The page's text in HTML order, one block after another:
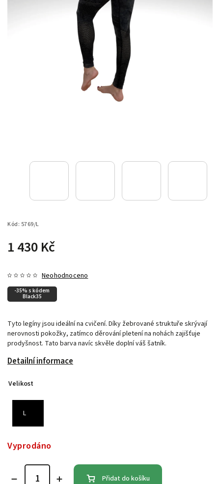
Kód: 5769/L
1 430 Kč
-35% s kódem
Black35
Neohodnoceno
Tyto legíny jsou ideální na cvičení. Díky žebrované struktuře skrývají
nerovnosti pokožky, zatímco děrování pletení na nohách zajišťuje
prodyšnost. Tato barva navíc skvěle doplní váš šatník.
Detailní informace
Velikost
L
Vyprodáno
Přidat do košíku